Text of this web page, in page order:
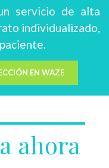
servicio de alta
individualizado,
EN WAZE
ahora